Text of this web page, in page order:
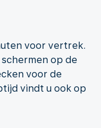
voor vertrek.
op de
voor de
vindt u ook op